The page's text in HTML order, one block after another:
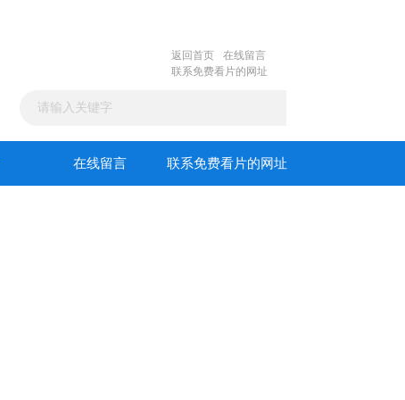
返回首页
在线留言
联系免费看片的网址
在线留言 联系免费看片的网址